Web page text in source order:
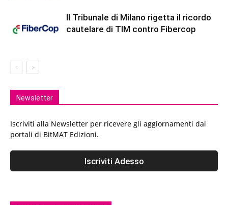
Il Tribunale di Milano rigetta il ricordo
cautelare di TIM contro Fibercop
Newsletter
Iscriviti alla Newsletter per ricevere gli aggiornamenti dai
portali di BitMAT Edizioni.